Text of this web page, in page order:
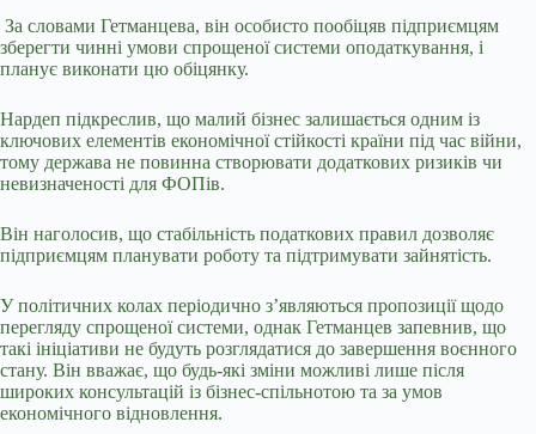
За словами Гетманцева, він особисто пообіцяв підприємцям
зберегти чинні умови спрощеної системи оподаткування, і
планує виконати цю обіцянку.
Нардеп підкреслив, що малий бізнес залишається одним із
ключових елементів економічної стійкості країни під час війни,
тому держава не повинна створювати додаткових ризиків чи
невизначеності для ФОПів.
Він наголосив, що стабільність податкових правил дозволяє
підприємцям планувати роботу та підтримувати зайнятість.
У політичних колах періодично з’являються пропозиції щодо
перегляду спрощеної системи, однак Гетманцев запевнив, що
такі ініціативи не будуть розглядатися до завершення воєнного
стану. Він вважає, що будь-які зміни можливі лише після
широких консультацій із бізнес‑спільнотою та за умов
економічного відновлення.